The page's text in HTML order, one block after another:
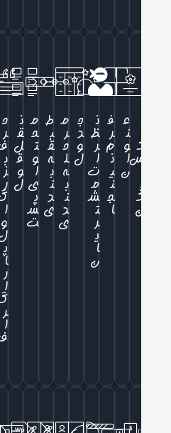
ف
م
ن
ن
ج
ن
ظ
ر
ا
ت
م
ج
د
و
ل
م
ر
ح
ل
ه
ب
ن
د
ی
ط
ب
ق
ه
ب
م
ح
ت
و
ا
ی
پ
س
ت
ن
ق
ل
ق
و
ل
ح
ر
ف
ب
ز
ر
گ
ا
و
ف
ر
م
ت
م
ا
س
ت
غ
ی
ی
ر
م
ح
ت
و
ا